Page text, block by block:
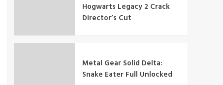
Hogwarts Legacy 2 Crack
Director’s Cut
Metal Gear Solid Delta:
Snake Eater Full Unlocked